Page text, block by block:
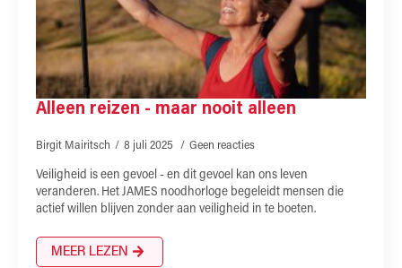
Alleen reizen - maar nooit alleen
Birgit Mairitsch 8 juli 2025 Geen reacties
Veiligheid is een gevoel - en dit gevoel kan ons leven
veranderen. Het JAMES noodhorloge begeleidt mensen die
actief willen blijven zonder aan veiligheid in te boeten.
MEER LEZEN